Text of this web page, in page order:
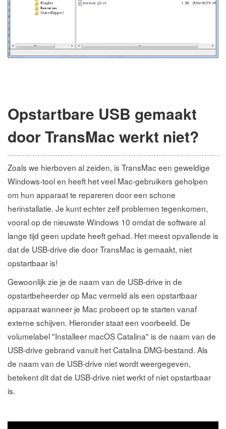
Opstartbare USB gemaakt
door TransMac werkt niet?
Zoals we hierboven al zeiden, is TransMac een geweldige
Windows-tool en heeft het veel Mac-gebruikers geholpen
om hun apparaat te repareren door een schone
herinstallatie. Je kunt echter zelf problemen tegenkomen,
vooral op de nieuwste Windows 10 omdat de software al
lange tijd geen update heeft gehad. Het meest opvallende is
dat de USB-drive die door TransMac is gemaakt, niet
opstartbaar is!
Gewoonlijk zie je de naam van de USB-drive in de
opstartbeheerder op Mac vermeld als een opstartbaar
apparaat wanneer je Mac probeert op te starten vanaf
externe schijven. Hieronder staat een voorbeeld. De
volumelabel "Installeer macOS Catalina" is de naam van de
USB-drive gebrand vanuit het Catalina DMG-bestand. Als
de naam van de USB-drive niet wordt weergegeven,
betekent dit dat de USB-drive niet werkt of niet opstartbaar
is.